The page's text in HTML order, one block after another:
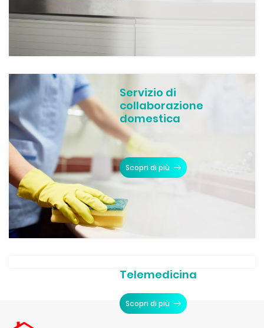
Servizio di
collaborazione
domestica
Scopri di più
Telemedicina
Scopri di più